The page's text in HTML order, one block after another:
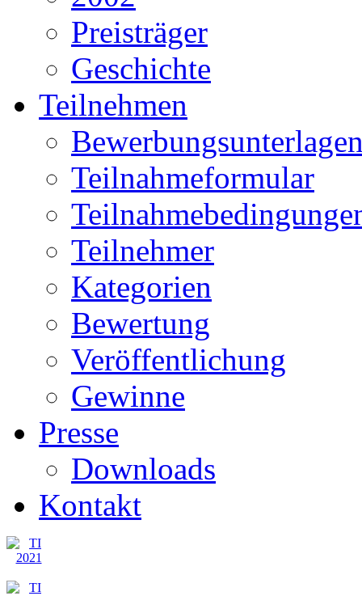
Preisträger
Geschichte
Teilnehmen
Teilnahmeformular
Teilnehmer
Kategorien
Bewertung
Veröffentlichung
Gewinne
Presse
Downloads
Kontakt